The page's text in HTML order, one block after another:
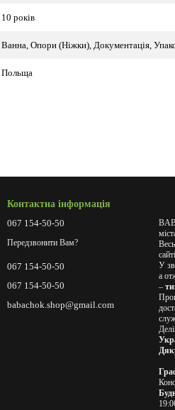
10 років
Ванна, Опори (Ніжки), Документація,
Польща
Контактна інформація
067 154-50-50
Передзвонити Вам?
067 154-50-50
067 154-50-50
babachok.shop@gmail.com
У
а
–